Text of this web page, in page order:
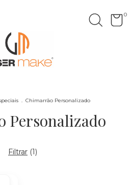
0
. Chimarrão Personalizado
Personalizado
Filtrar (1)